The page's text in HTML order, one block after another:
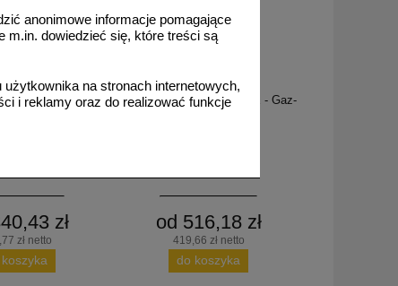
anonimowe informacje pomagające
m.in. dowiedzieć się, które treści są
na stronach internetowych,
i reklamy oraz do realizować funkcje
6l ABF - Gaz-Tech
zł
zł netto
1A009
Gaśnica śniegowa 5kg B/E - Gaz-
od 516,18 zł
419,66 zł netto
do koszyka